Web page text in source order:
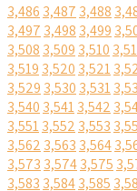
3,486 3,487 3,488
3,497 3,498 3,499
3,508 3,509 3,510
3,519 3,520 3,521
3,529 3,530 3,531
3,540 3,5413,542
3,5513,552 3,553
3,562 3,563 3,564
3,573 3,5743,575
3,583 3,5843,585